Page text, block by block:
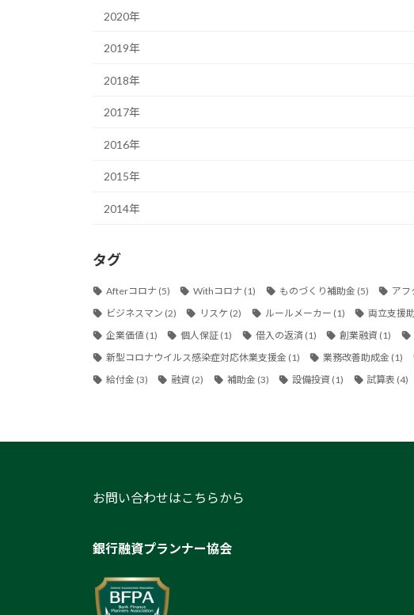
2020年
2019年
2018年
2017年
2016年
2015年
2014年
タグ
Afterコロナ(5) Withコロナ (1) ものづくり補助金 (5) アフ
ビジネスマン (2) リスケ (2) ルールメーカー (1) 両立支援
企業価値(1) 個人保証 (1) 借入の返済(1) 創業融資 (1)
新型コロナウイルス感染症対応休業支援金 (1) 業務改善助成金 (1)
給付金 (3) 融資 (2) 補助金 (3) 設備投資 (1) 試算表 (4)
お問い合わせはこちらから
銀行融資プランナー協会